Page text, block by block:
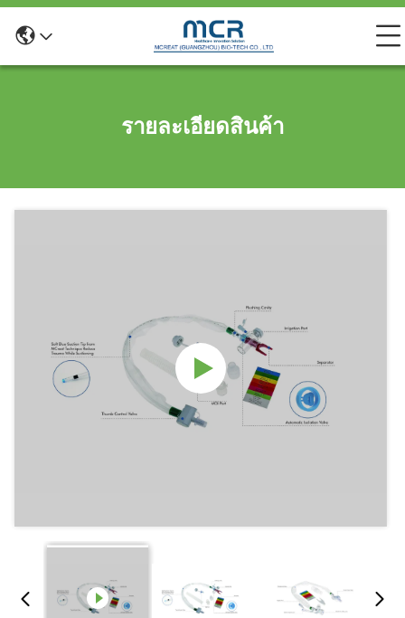
รายละเอียดสินค้า